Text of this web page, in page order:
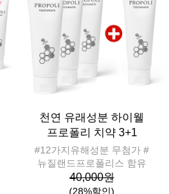
천연 유래성분 하이웰
프로폴리 치약 3+1
#12가지유해성분 무첨가 #
뉴질랜드프로폴리스 함유
40,000원
(28%할인)